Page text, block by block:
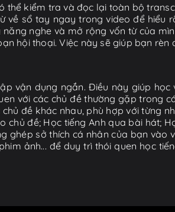
thể kiểm tra và đọc lại toàn bộ
sổ tay ngay trong video để hiểu
nghe và mở rộng vốn từ của
hội thoại. Việc này sẽ giúp bạn
vận dụng ngắn. Điều này giúp
với các chủ đề thường gặp trong
đề khác nhau, phù hợp với từng
đề; Học tiếng Anh qua bài hát;
ghép sở thích cá nhân của bạn vào
ảnh... để duy trì thói quen học